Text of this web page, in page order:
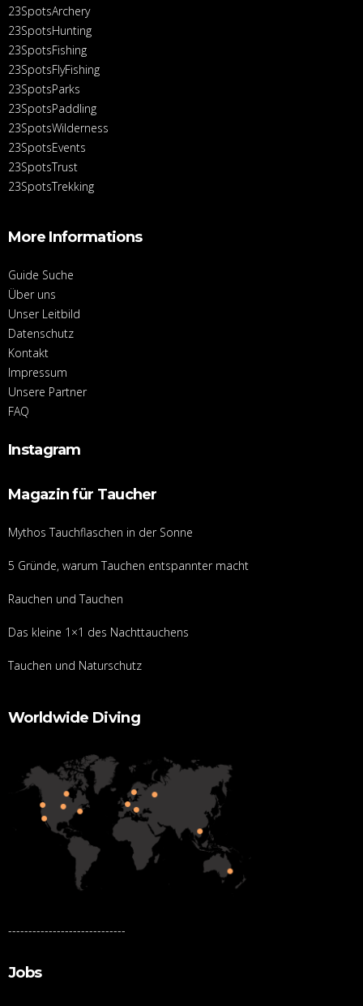
23SpotsArchery
23SpotsHunting
23SpotsFishing
23SpotsFlyFishing
23SpotsParks
23SpotsPaddling
23SpotsWilderness
23SpotsEvents
23SpotsTrust
23SpotsTrekking
More Informations
Guide Suche
Über uns
Unser Leitbild
Datenschutz
Kontakt
Impressum
Unsere Partner
FAQ
Instagram
Magazin für Taucher
Mythos Tauchflaschen in der Sonne
5 Gründe, warum Tauchen entspannter macht
Rauchen und Tauchen
Das kleine 1×1 des Nachttauchens
Tauchen und Naturschutz
Worldwide Diving
-----------------------------
Jobs